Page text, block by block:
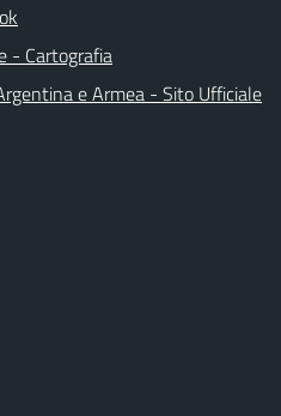
- Cartografia
e Armea - Sito Ufficiale